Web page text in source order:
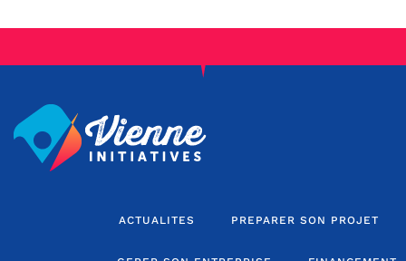
ACTUALITES PREPARER SON PROJET